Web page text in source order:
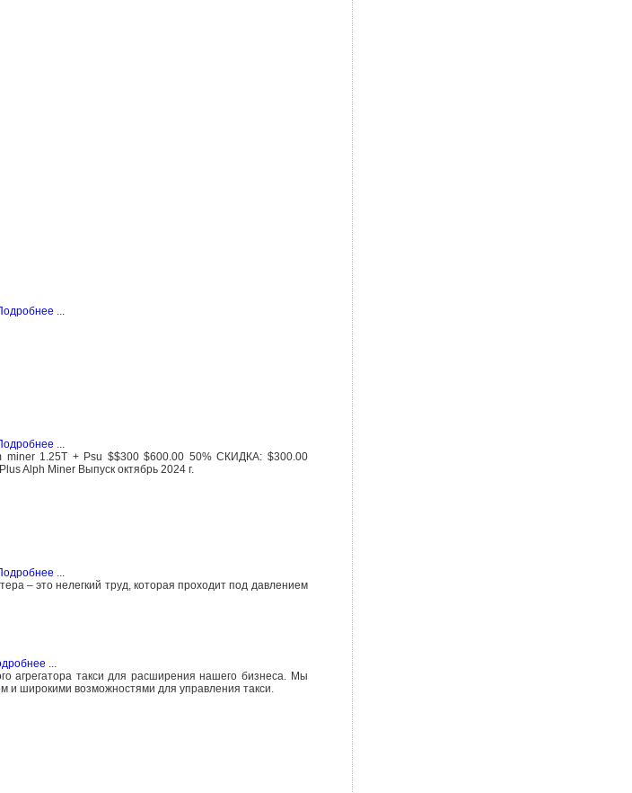
...
miner 1.25T + Psu $$300 $600.00 50% СКИДКА: $300.00
Alph Miner Выпуск октябрь 2024 г.
...
– это нелегкий труд, которая проходит под давлением
агрегатора такси для расширения нашего бизнеса. Мы
широкими возможностями для управления такси.